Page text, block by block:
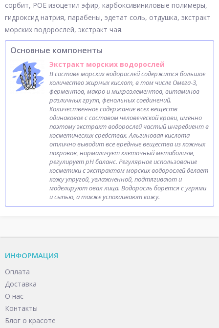
сорбит, POE изоцетил эфир, карбоксивиниловые полимеры,
гидроксид натрия, парабены, эдетат соль, отдушка, экстракт
морских водорослей, экстракт чая.
Основные компоненты
Экстракт морских водорослей
В составе морских водорослей содержится большое
количество жирных кислот, в том числе Омега-3,
ферментов, макро и микроэлементов, витаминов
различных групп, фенольных соединений.
Количественное содержание всех веществ
одинаковое с составом человеческой крови, именно
поэтому экстракт водорослей частый ингредиент в
косметических средствах. Альгиновая кислота
отлично выводит все вредные вещества из кожных
покровов, нормализует клеточный метаболизм,
регулирует pH баланс. Регулярное использование
косметики с экстрактом морских водорослей делает
кожу упругой, увлажненной, подтягивают и
моделируют овал лица. Водоросль борется с угрями
и сыпью, а также успокаивают кожу.
ИНФОРМАЦИЯ
Оплата
Доставка
О нас
Контакты
Блог о красоте